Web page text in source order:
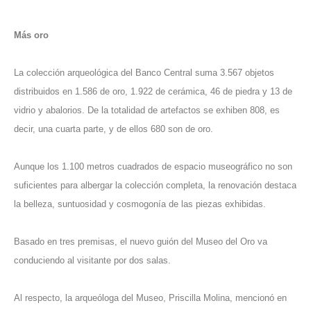
Más oro
La colección arqueológica del Banco Central suma 3.567 objetos
distribuidos en 1.586 de oro, 1.922 de cerámica, 46 de piedra y 13 de
vidrio y abalorios. De la totalidad de artefactos se exhiben 808, es
decir, una cuarta parte, y de ellos 680 son de oro.
Aunque los 1.100 metros cuadrados de espacio museográfico no son
suficientes para albergar la colección completa, la renovación destaca
la belleza, suntuosidad y cosmogonía de las piezas exhibidas.
Basado en tres premisas, el nuevo guión del Museo del Oro va
conduciendo al visitante por dos salas.
Al respecto, la arqueóloga del Museo, Priscilla Molina, mencionó en